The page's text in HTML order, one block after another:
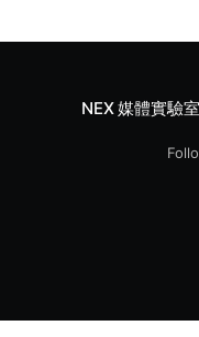
485 時，更全面檢視
代表未來除了符合資
NEX 媒體實驗